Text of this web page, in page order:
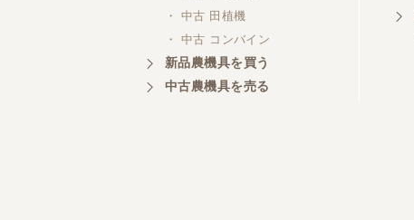
・ 中古 田植機
・ 中古 コンバイン
新品農機具を買う
中古農機具を売る